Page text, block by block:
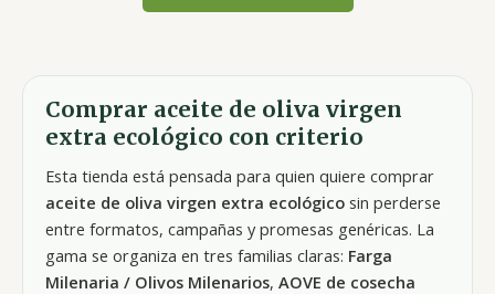
5
Comprar aceite de oliva virgen
extra ecológico con criterio
Esta tienda está pensada para quien quiere comprar
aceite de oliva virgen extra ecológico sin perderse
entre formatos, campañas y promesas genéricas. La
gama se organiza en tres familias claras: Farga
Milenaria / Olivos Milenarios, AOVE de cosecha